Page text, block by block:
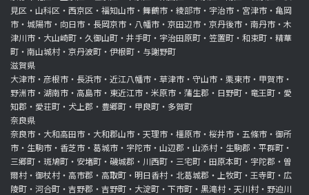
見区・山科区・西京区・福知山市・舞鶴市・綾部市・宇治市・宮津市・亀岡
市・城陽市・向日市・長岡京市・八幡市・京田辺市・京丹後市・南丹市・木
津川市・大山崎町・久御山町・井手町・宇治田原町・笠置町・和束町・精華
町・南山城村・京丹波町・伊根町・与謝野町
滋賀県
大津市・彦根市・長浜市・近江八幡市・草津市・守山市・栗東市・甲賀市・
野洲市・湖南市・高島市・東近江市・米原市・蒲生郡・日野町・竜王町・愛
知郡・愛荘町・犬上郡・豊郷町・甲良町・多賀町
奈良県
奈良市・大和高田市・大和郡山市・天理市・橿原市・桜井市・五條市・御所
市・生駒市・香芝市・葛城市・宇陀市・山辺郡・山添村・生駒郡・平群町・
三郷町・斑鳩町・安堵町・磯城郡・川西町・三宅町・田原本町・宇陀郡・曽
爾村・御杖村・高市郡・高取町・明日香村・北葛城郡・上牧町・王寺町・広
陵町・河合町・吉野郡・吉野町・大淀町・下市町・黒滝村・天川村・野迫川